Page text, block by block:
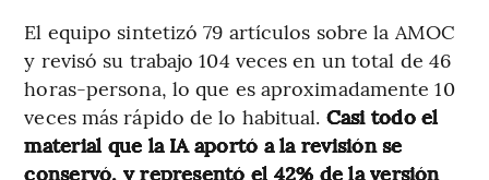
El equipo sintetizó 79 artículos sobre la AMOC
y revisó su trabajo 104 veces en un total de 46
horas-persona, lo que es aproximadamente 10
veces más rápido de lo habitual. Casi todo el
material que la IA aportó a la revisión se
conservó, y representó el 42% de la versión